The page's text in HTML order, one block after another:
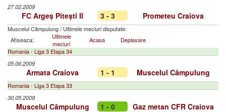
27.02.2009
FC Argeș Pitești II 3 - 3 Prometeu Craiova
Muscelul Câmpulung/ Ultimele meciuri disputate:
Afiseaza:
Ultimele
meciuri
Acasa
Deplasare
Romania - Liga 3 Etapa 34
05.06.2009
Armata Craiova 1 - 1 Muscelul Câmpulung
Romania - Liga 3 Etapa 33
30.05.2009
Muscelul Câmpulung 1 - 0 Gaz metan CFR Craiova